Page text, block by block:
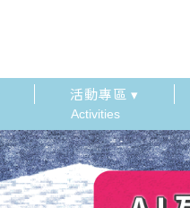
活動專區 ▾
Activities